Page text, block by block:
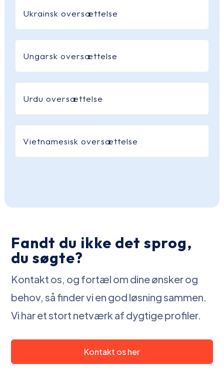
Ukrainsk oversættelse
Ungarsk oversættelse
Urdu oversættelse
Vietnamesisk oversættelse
Fandt du ikke det sprog,
du søgte?
Kontakt os, og fortæl om dine ønsker og
behov, så finder vi en god løsning sammen.
Vi har et stort netværk af dygtige profiler.
Kontakt os her